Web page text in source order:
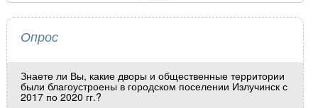
Опрос
Знаете ли Вы, какие дворы и общественные территории
были благоустроены в городском поселении Излучинск с
2017 по 2020 гг.?